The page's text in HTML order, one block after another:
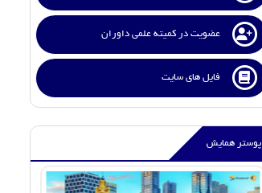
عضویت در کمیته علمی داوران
فایل های سایت
پوستر همایش